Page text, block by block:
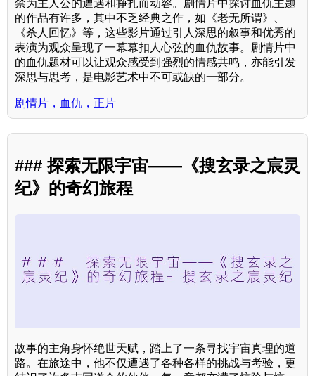
禁为主人公的遭遇和挣扎而动容。剧情片中探讨血仇主题
的作品有许多，其中不乏经典之作，如《老无所谓》、
《杀人回忆》等，这些影片通过引人深思的叙事和优秀的
表演为观众呈现了一幕幕扣人心弦的血仇故事。剧情片中
的血仇题材可以让观众感受到强烈的情感共鸣，亦能引发
深思与思考，是电影艺术中不可或缺的一部分。
剧情片，血仇，正片
### 探索无限宇宙——《搜玄录之宸灵
纪》的奇幻旅程
故事的主角身怀绝世天赋，踏上了一条寻找宇宙真理的道
路。在旅途中，他不仅遭遇了各种各样的挑战与考验，更